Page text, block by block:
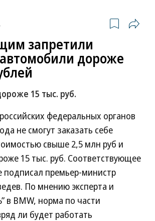
запретили
дороже
15 тыс. руб.
федеральных органов
не смогут заказать себе
свыше 2,5 млн руб и
15 тыс. руб. Соответствующее
подписал премьер-министр
По мнению эксперта и
в BMW, норма по части
ли будет работать